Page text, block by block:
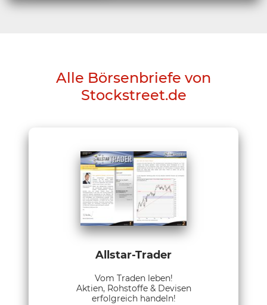
Alle Börsenbriefe von
Stockstreet.de
Allstar-Trader
Vom Traden leben!
Aktien, Rohstoffe & Devisen
erfolgreich handeln!